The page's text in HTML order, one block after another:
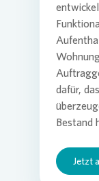
dafür,
Bestand
Jetzt